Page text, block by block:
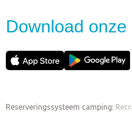
Download onze
Reserveringssysteem camping: